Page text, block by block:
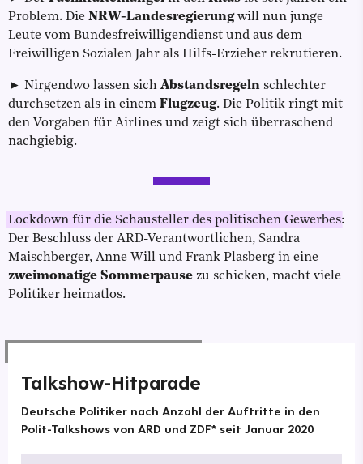
Problem. Die NRW-Landesregierungwill nun junge
Leute vom Bundesfreiwilligendienst und aus dem
Freiwilligen Sozialen Jahr als Hilfs-Erzieher rekrutieren.
► Nirgendwo lassen sich Abstandsregeln schlechter
durchsetzen als in einem Flugzeug. Die Politik ringt mit
den Vorgaben für Airlines und zeigt sich überraschend
nachgiebig.
Lockdown für die Schausteller des politischen Gewerbes:
Der Beschluss der ARD-Verantwortlichen, Sandra
Maischberger, Anne Will und Frank Plasberg in eine
zweimonatige Sommerpause zu schicken, macht viele
Politiker heimatlos.
Talkshow-Hitparade
Deutsche Politiker nach Anzahl der Auftritte in den
Polit-Talkshows von ARD und ZDF* seit Januar 2020